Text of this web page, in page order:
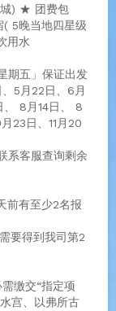
城) ★ 团费包
( 5晚当地四星级
用水
期五」保证出发
5月22日、6月
、 8月14日、 8
23日、11月20
系客服查询剩余
前有至少2名报
要得到我司第2
缴交“指定项
宫、以弗所古